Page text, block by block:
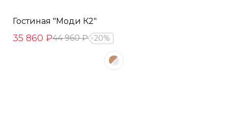
Гостиная "Моди К2"
35 860 ₽44 960 ₽ 20%